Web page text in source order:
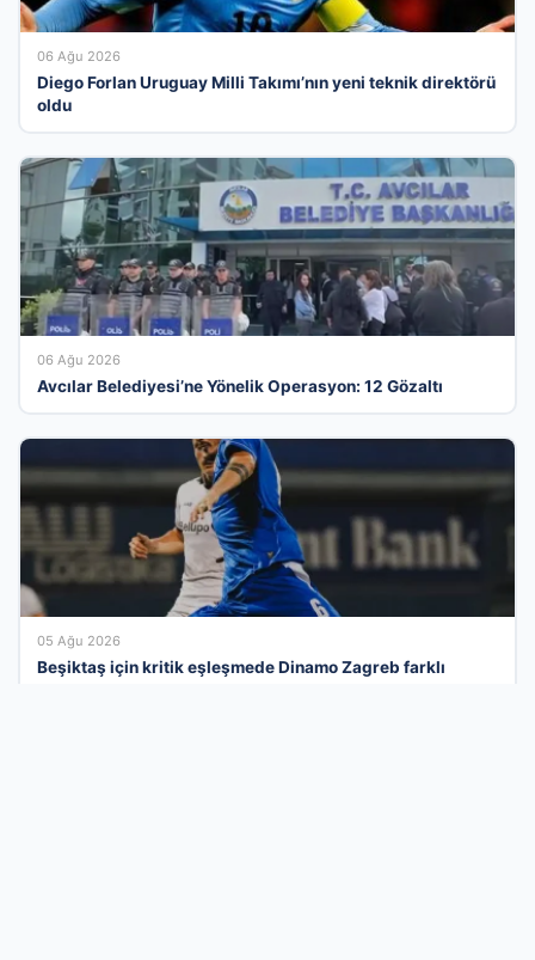
06 Ağu 2026
Diego Forlan Uruguay Milli Takımı’nın yeni teknik direktörü
oldu
06 Ağu 2026
Avcılar Belediyesi’ne Yönelik Operasyon: 12 Gözaltı
05 Ağu 2026
Beşiktaş için kritik eşleşmede Dinamo Zagreb farklı